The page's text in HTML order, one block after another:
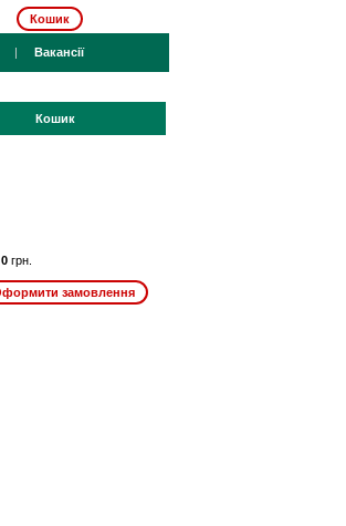
Кошик
| Вакансії
Кошик
0 грн.